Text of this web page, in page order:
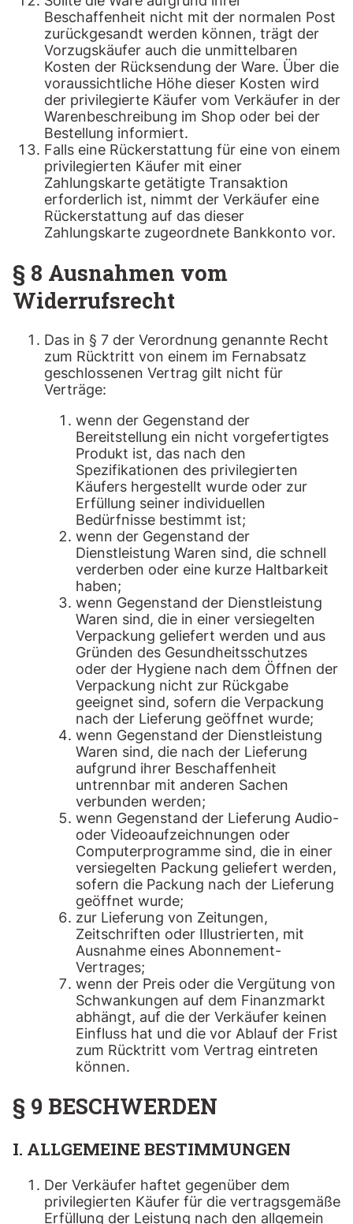
Beschaffenheit nicht mit der normalen Post
zurückgesandt werden können, trägt der
Vorzugskäufer auch die unmittelbaren
Kosten der Rücksendung der Ware. Über die
voraussichtliche Höhe dieser Kosten wird
der privilegierte Käufer vom Verkäufer in der
Warenbeschreibung im Shop oder bei der
Bestellung informiert.
Falls eine Rückerstattung für eine von einem
privilegierten Käufer mit einer
Zahlungskarte getätigte Transaktion
erforderlich ist, nimmt der Verkäufer eine
Rückerstattung auf das dieser
Zahlungskarte zugeordnete Bankkonto vor.
§ 8 Ausnahmen vom
Widerrufsrecht
Das in § 7 der Verordnung genannte Recht
zum Rücktritt von einem im Fernabsatz
geschlossenen Vertrag gilt nicht für
Verträge:
wenn der Gegenstand der
Bereitstellung ein nicht vorgefertigtes
Produkt ist, das nach den
Spezifikationen des privilegierten
Käufers hergestellt wurde oder zur
Erfüllung seiner individuellen
Bedürfnisse bestimmt ist;
wenn der Gegenstand der
Dienstleistung Waren sind, die schnell
verderben oder eine kurze Haltbarkeit
haben;
wenn Gegenstand der Dienstleistung
Waren sind, die in einer versiegelten
Verpackung geliefert werden und aus
Gründen des Gesundheitsschutzes
oder der Hygiene nach dem Öffnen der
Verpackung nicht zur Rückgabe
geeignet sind, sofern die Verpackung
nach der Lieferung geöffnet wurde;
wenn Gegenstand der Dienstleistung
Waren sind, die nach der Lieferung
aufgrund ihrer Beschaffenheit
untrennbar mit anderen Sachen
verbunden werden;
wenn Gegenstand der Lieferung Audio-
oder Videoaufzeichnungen oder
Computerprogramme sind, die in einer
versiegelten Packung geliefert werden,
sofern die Packung nach der Lieferung
geöffnet wurde;
zur Lieferung von Zeitungen,
Zeitschriften oder Illustrierten, mit
Ausnahme eines Abonnement-
Vertrages;
wenn der Preis oder die Vergütung von
Schwankungen auf dem Finanzmarkt
abhängt, auf die der Verkäufer keinen
Einfluss hat und die vor Ablauf der Frist
zum Rücktritt vom Vertrag eintreten
können.
§ 9 BESCHWERDEN
I. ALLGEMEINE BESTIMMUNGEN
Der Verkäufer haftet gegenüber dem
privilegierten Käufer für die vertragsgemäße
Erfüllung der Leistung nach den allgemein